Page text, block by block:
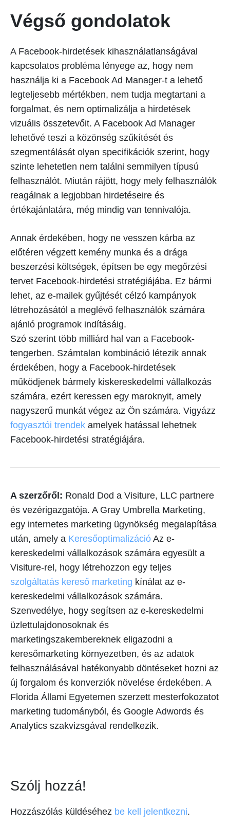
Végső gondolatok
A Facebook-hirdetések kihasználatlanságával
kapcsolatos probléma lényege az, hogy nem
használja ki a Facebook Ad Manager-t a lehető
legteljesebb mértékben, nem tudja megtartani a
forgalmat, és nem optimalizálja a hirdetések
vizuális összetevőit. A Facebook Ad Manager
lehetővé teszi a közönség szűkítését és
szegmentálását olyan specifikációk szerint, hogy
szinte lehetetlen nem találni semmilyen típusú
felhasználót. Miután rájött, hogy mely felhasználók
reagálnak a legjobban hirdetéseire és
értékajánlatára, még mindig van tennivalója.
Annak érdekében, hogy ne vesszen kárba az
előtéren végzett kemény munka és a drága
beszerzési költségek, építsen be egy megőrzési
tervet Facebook-hirdetési stratégiájába. Ez bármi
lehet, az e-mailek gyűjtését célzó kampányok
létrehozásától a meglévő felhasználók számára
ajánló programok indításáig.
Szó szerint több milliárd hal van a Facebook-
tengerben. Számtalan kombináció létezik annak
érdekében, hogy a Facebook-hirdetések
működjenek bármely kiskereskedelmi vállalkozás
számára, ezért keressen egy maroknyit, amely
nagyszerű munkát végez az Ön számára. Vigyázz
fogyasztói trendek amelyek hatással lehetnek
Facebook-hirdetési stratégiájára.
A szerzőről: Ronald Dod a Visiture, LLC partnere
és vezérigazgatója. A Gray Umbrella Marketing,
egy internetes marketing ügynökség megalapítása
után, amely a Keresőoptimalizáció Az e-
kereskedelmi vállalkozások számára egyesült a
Visiture-rel, hogy létrehozzon egy teljes
szolgáltatás kereső marketing kínálat az e-
kereskedelmi vállalkozások számára.
Szenvedélye, hogy segítsen az e-kereskedelmi
üzlettulajdonosoknak és
marketingszakembereknek eligazodni a
keresőmarketing környezetben, és az adatok
felhasználásával hatékonyabb döntéseket hozni az
új forgalom és konverziók növelése érdekében. A
Florida Állami Egyetemen szerzett mesterfokozatot
marketing tudományból, és Google Adwords és
Analytics szakvizsgával rendelkezik.
Szólj hozzá!
Hozzászólás küldéséhez be kell jelentkezni.